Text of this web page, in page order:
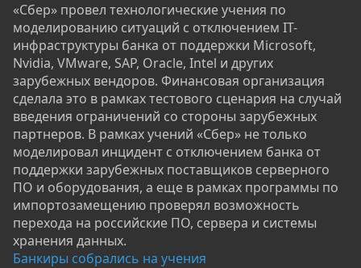
«Сбер» провел технологические учения по
моделированию ситуаций с отключением IT-
инфраструктуры банка от поддержки Microsoft,
Nvidia, VMware, SAP, Oracle, Intel и других
зарубежных вендоров. Финансовая организация
сделала это в рамках тестового сценария на случай
введения ограничений со стороны зарубежных
партнеров. В рамках учений «Сбер» не только
моделировал инцидент с отключением банка от
поддержки зарубежных поставщиков серверного
ПО и оборудования, а еще в рамках программы по
импортозамещению проверял возможность
перехода на российские ПО, сервера и системы
хранения данных.
Банкиры собрались на учения